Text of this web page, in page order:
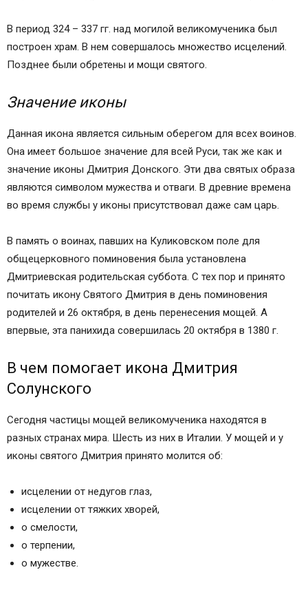
В период 324 – 337 гг. над могилой великомученика был
построен храм. В нем совершалось множество исцелений.
Позднее были обретены и мощи святого.
Значение иконы
Данная икона является сильным оберегом для всех воинов.
Она имеет большое значение для всей Руси, так же как и
значение иконы Дмитрия Донского. Эти два святых образа
являются символом мужества и отваги. В древние времена
во время службы у иконы присутствовал даже сам царь.
В память о воинах, павших на Куликовском поле для
общецерковного поминовения была установлена
Дмитриевская родительская суббота. С тех пор и принято
почитать икону Святого Дмитрия в день поминовения
родителей и 26 октября, в день перенесения мощей. А
впервые, эта панихида совершилась 20 октября в 1380 г.
В чем помогает икона Дмитрия
Солунского
Сегодня частицы мощей великомученика находятся в
разных странах мира. Шесть из них в Италии. У мощей и у
иконы святого Дмитрия принято молится об:
исцелении от недугов глаз,
исцелении от тяжких хворей,
о смелости,
о терпении,
о мужестве.